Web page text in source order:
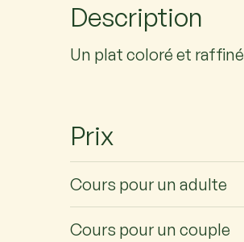
Description
Un plat coloré et
Prix
Cours pour un adulte
Cours pour un couple